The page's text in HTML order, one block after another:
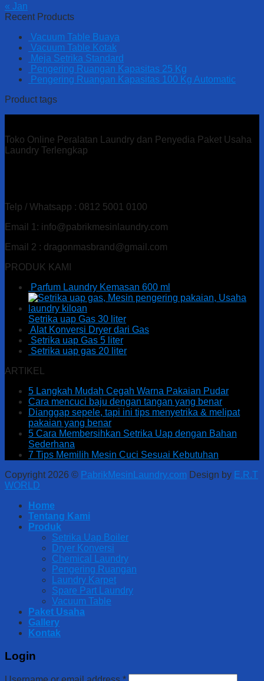
« Jan
Recent Products
Vacuum Table Buaya
Vacuum Table Kotak
Meja Setrika Standard
Pengering Ruangan Kapasitas 25 Kg
Pengering Ruangan Kapasitas 100 Kg Automatic
Product tags
Toko Online Peralatan Laundry dan Penyedia Paket Usaha
Laundry Terlengkap
Telp / Whatsapp : 0812 5001 0100
Email 1: info@pabrikmesinlaundry.com
Email 2 : dragonmasbrand@gmail.com
PRODUK KAMI
Parfum Laundry Kemasan 600 ml
Setrika uap Gas 30 liter
Alat Konversi Dryer dari Gas
Setrika uap Gas 5 liter
Setrika uap gas 20 liter
ARTIKEL
5 Langkah Mudah Cegah Warna Pakaian Pudar
Cara mencuci baju dengan tangan yang benar
Dianggap sepele, tapi ini tips menyetrika & melipat
pakaian yang benar
5 Cara Membersihkan Setrika Uap dengan Bahan
Sederhana
7 Tips Memilih Mesin Cuci Sesuai Kebutuhan
Copyright 2026 © PabrikMesinLaundry.com Design by E.R.T
WORLD
Home
Tentang Kami
Produk
Setrika Uap Boiler
Dryer Konversi
Chemical Laundry
Pengering Ruangan
Laundry Karpet
Spare Part Laundry
Vacuum Table
Paket Usaha
Gallery
Kontak
Login